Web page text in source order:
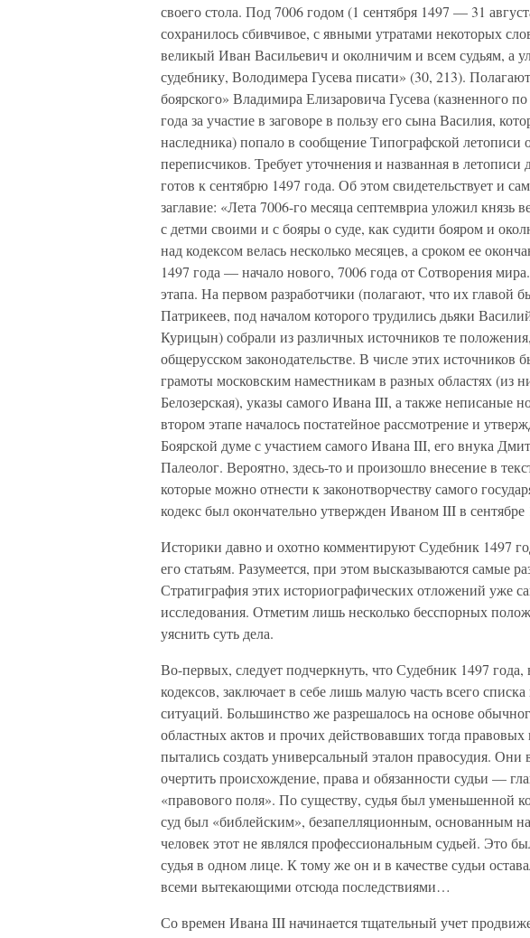
своего стола. Под 7006 годом (1 сентября 1497 — 31
сохранилось сбивчивое, с явными утратами некоторых
великый Иван Васильевич и околничим и всем судьям, а
судебнику, Володимера Гусева писати» (30, 213).
боярского» Владимира Елизаровича Гусева (казненного
года за участие в заговоре в пользу его сына Василия,
наследника) попало в сообщение Типографской летописи
переписчиков. Требует уточнения и названная в
готов к сентябрю 1497 года. Об этом свидетельствует и
заглавие: «Лета 7006-го месяца септемвриа уложил князь
с детми своими и с бояры о суде, как судити бояром и
над кодексом велась несколько месяцев, а сроком ее
1497 года — начало нового, 7006 года от Сотворения
этапа. На первом разработчики (полагают, что их
Патрикеев, под началом которого трудились дьяки
Курицын) собрали из различных источников те
общерусском законодательстве. В числе этих источников
грамоты московским наместникам в разных областях (из
Белозерская), указы самого Ивана III, а также неписаные
втором этапе началось постатейное рассмотрение и
Боярской думе с участием самого Ивана III, его внука
Палеолог. Вероятно, здесь-то и произошло внесение в
которые можно отнести к законотворчеству самого
кодекс был окончательно утвержден Иваном III в сентябре
Историки давно и охотно комментируют Судебник 1497
его статьям. Разумеется, при этом высказываются самые
Стратиграфия этих историографических отложений уже
исследования. Отметим лишь несколько бесспорных
уяснить суть дела.
Во-первых, следует подчеркнуть, что Судебник 1497
кодексов, заключает в себе лишь малую часть всего
ситуаций. Большинство же разрешалось на основе
областных актов и прочих действовавших тогда
пытались создать универсальный эталон правосудия. Они
очертить происхождение, права и обязанности судьи —
«правового поля». По существу, судья был уменьшенной
суд был «библейским», безапелляционным, основанным
человек этот не являлся профессиональным судьей. Это
судья в одном лице. К тому же он и в качестве судьи
всеми вытекающими отсюда последствиями…
Со времен Ивана III начинается тщательный учет